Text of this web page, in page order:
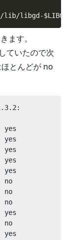
lib/libgd-
ます。
ていたので次
とんどが no